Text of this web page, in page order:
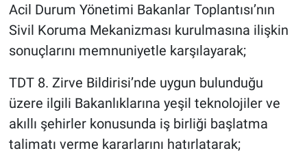
Acil Durum Yönetimi Bakanlar Toplantısı’nın
Sivil Koruma Mekanizması kurulmasına ilişkin
sonuçlarını memnuniyetle karşılayarak;
TDT 8. Zirve Bildirisi’nde uygun bulunduğu
üzere ilgili Bakanlıklarına yeşil teknolojiler ve
akıllı şehirler konusunda iş birliği başlatma
talimatı verme kararlarını hatırlatarak;